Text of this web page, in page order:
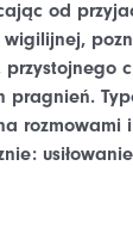
od
pragnień.
rozmowami